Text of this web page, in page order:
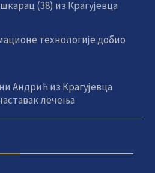
(38) из Крагујевца
технологије добио
Андрић из Крагујевца
лечења